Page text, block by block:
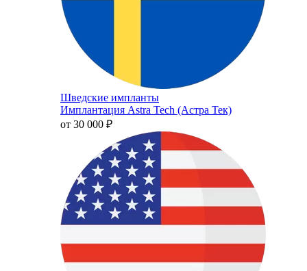
Шведские импланты
Имплантация Astra Tech (Астра Тек)
от 30 000 ₽